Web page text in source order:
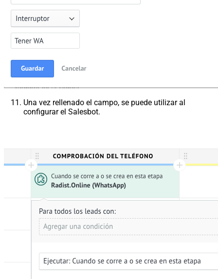
Una vez rellenado el campo, se puede utilizar al
configurar el Salesbot.